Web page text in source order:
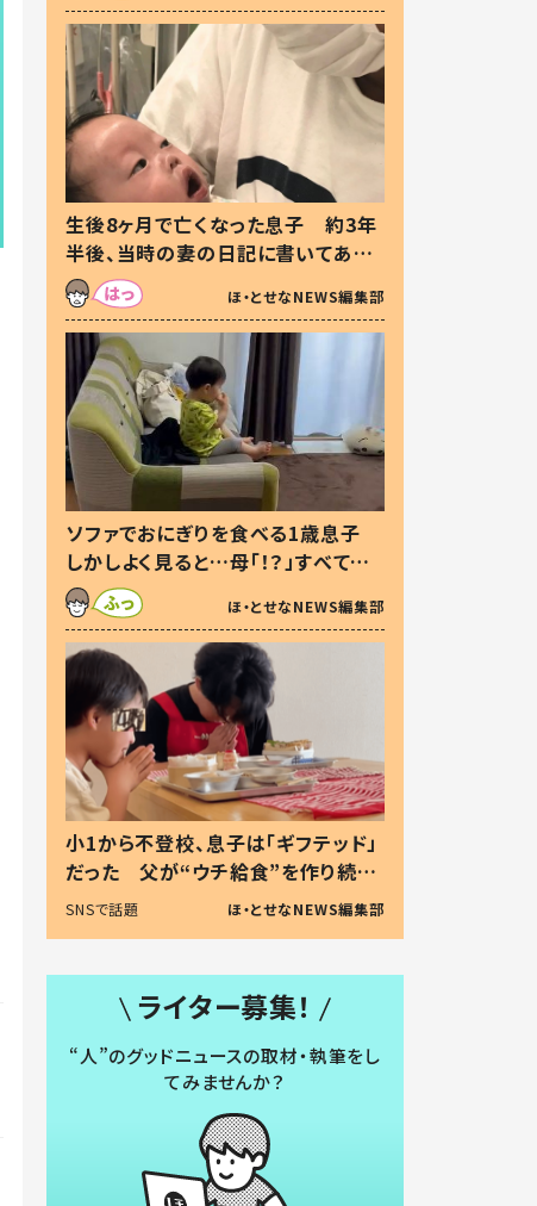
生後8ヶ月で亡くなった息子 約3年
半後、当時の妻の日記に書いてあっ
た本音とは
ほ・とせなNEWS編集部
ソファでおにぎりを食べる1歳息子
しかしよく見ると…母「！？」すべてを
察した母の投稿に「可愛いから許
す！」「現行犯〜」
ほ・とせなNEWS編集部
小1から不登校、息子は「ギフテッド」
だった 父が“ウチ給食”を作り続け
る理由とは #令和の親 #令和の子
SNSで話題 ほ・とせなNEWS編集部
ライター募集！
“人”のグッドニュースの取材・執筆をし
てみませんか？